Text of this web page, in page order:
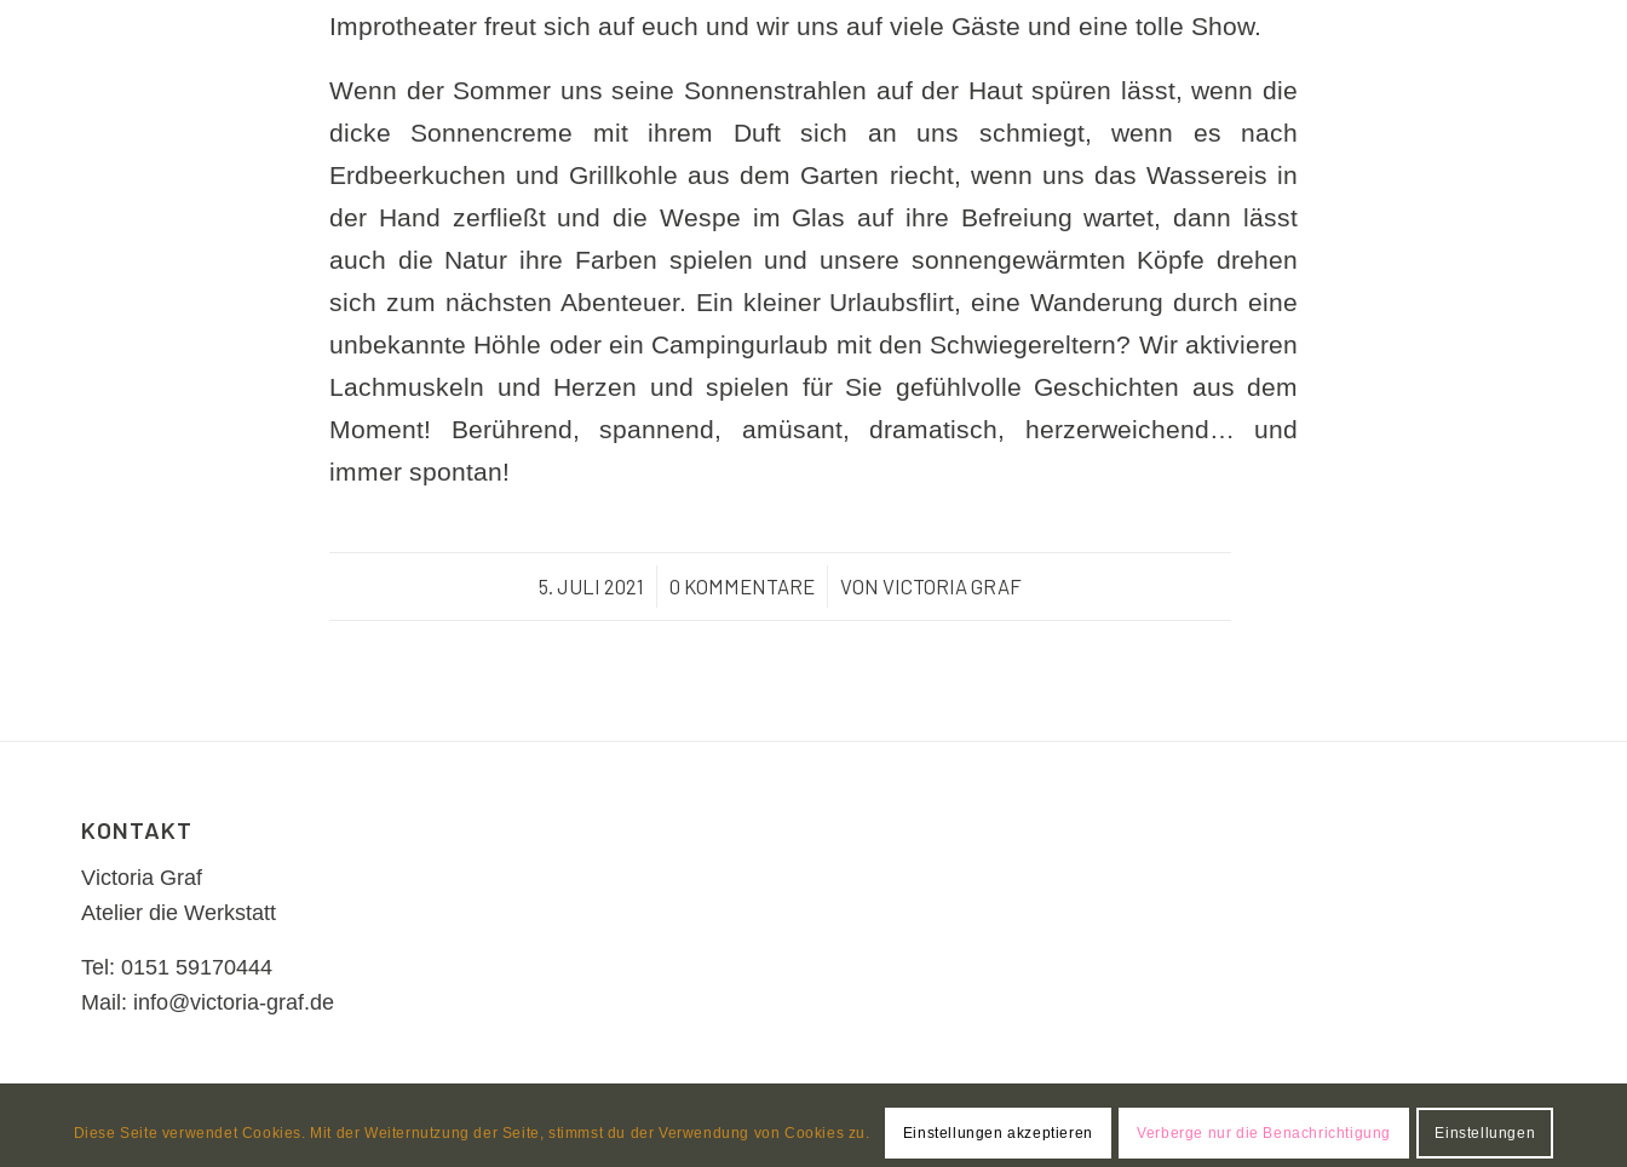
Improtheater freut sich auf euch und wir uns auf viele Gäste und eine tolle Show.
Wenn der Sommer uns seine Sonnenstrahlen auf der Haut spüren lässt, wenn die
dicke Sonnencreme mit ihrem Duft sich an uns schmiegt, wenn es nach
Erdbeerkuchen und Grillkohle aus dem Garten riecht, wenn uns das Wassereis in
der Hand zerfließt und die Wespe im Glas auf ihre Befreiung wartet, dann lässt
auch die Natur ihre Farben spielen und unsere sonnengewärmten Köpfe drehen
sich zum nächsten Abenteuer. Ein kleiner Urlaubsflirt, eine Wanderung durch eine
unbekannte Höhle oder ein Campingurlaub mit den Schwiegereltern? Wir aktivieren
Lachmuskeln und Herzen und spielen für Sie gefühlvolle Geschichten aus dem
Moment! Berührend, spannend, amüsant, dramatisch, herzerweichend… und
immer spontan!
5. JULI 2021
/ 0 KOMMENTARE
/ VONVICTORIA GRAF
KONTAKT
Victoria Graf
Atelier die Werkstatt
Tel: 0151 59170444
Mail: info@victoria-graf.de
Impressum Datenschutzerklärung
Diese Seite verwendet Cookies. Mit der Weiternutzung der Seite, stimmst du der Verwendung von Cookies zu. Einstellungen akzeptieren Verberge nur die Benachrichtigung Einstellungen